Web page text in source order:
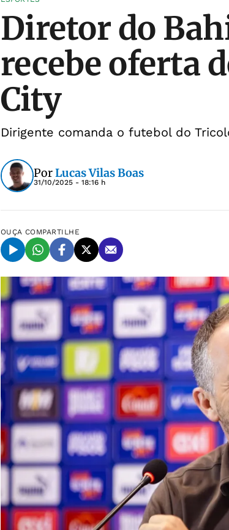
Diretor do
recebe oferta
City
Dirigente comanda o futebol do
PorLucas Vilas Boas
31/10/2025 - 18:16 h
OUÇA COMPARTILHE